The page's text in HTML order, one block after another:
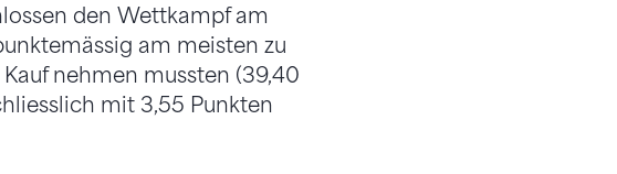
den Wettkampf am
am meisten zu
nehmen mussten (39,40
mit 3,55 Punkten